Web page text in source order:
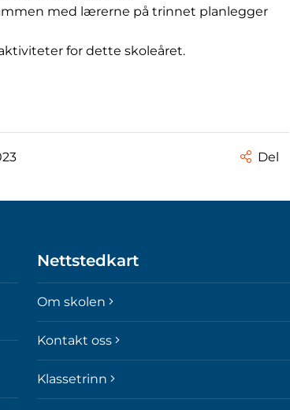
med lærerne på trinnet planlegger
for dette skoleåret.
Del
Nettstedkart
Om skolen
Kontakt oss
Klassetrinn